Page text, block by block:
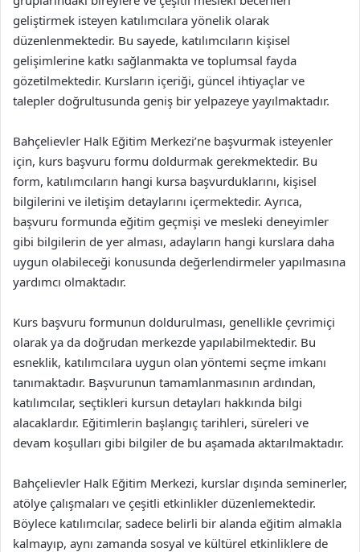
geliştirmek isteyen katılımcılara yönelik olarak
düzenlenmektedir. Bu sayede, katılımcıların kişisel
gelişimlerine katkı sağlanmakta ve toplumsal fayda
gözetilmektedir. Kursların içeriği, güncel ihtiyaçlar ve
talepler doğrultusunda geniş bir yelpazeye yayılmaktadır.
Bahçelievler Halk Eğitim Merkezi’ne başvurmak isteyenler
için, kurs başvuru formu doldurmak gerekmektedir. Bu
form, katılımcıların hangi kursa başvurduklarını, kişisel
bilgilerini ve iletişim detaylarını içermektedir. Ayrıca,
başvuru formunda eğitim geçmişi ve mesleki deneyimler
gibi bilgilerin de yer alması, adayların hangi kurslara daha
uygun olabileceği konusunda değerlendirmeler yapılmasına
yardımcı olmaktadır.
Kurs başvuru formunun doldurulması, genellikle çevrimiçi
olarak ya da doğrudan merkezde yapılabilmektedir. Bu
esneklik, katılımcılara uygun olan yöntemi seçme imkanı
tanımaktadır. Başvurunun tamamlanmasının ardından,
katılımcılar, seçtikleri kursun detayları hakkında bilgi
alacaklardır. Eğitimlerin başlangıç tarihleri, süreleri ve
devam koşulları gibi bilgiler de bu aşamada aktarılmaktadır.
Bahçelievler Halk Eğitim Merkezi, kurslar dışında seminerler,
atölye çalışmaları ve çeşitli etkinlikler düzenlemektedir.
Böylece katılımcılar, sadece belirli bir alanda eğitim almakla
kalmayıp, aynı zamanda sosyal ve kültürel etkinliklere de